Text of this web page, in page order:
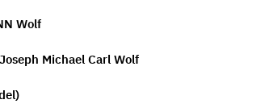
Wolf
Michael Carl Wolf